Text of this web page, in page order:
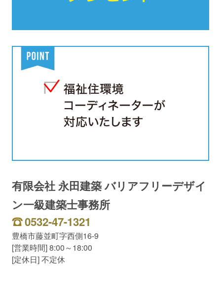
有限会社 永田建築 バリアフリーデザイ
ン一級建築士事務所
0532-47-1321
豊橋市藤並町字西側16-9
[営業時間] 8:00～18:00
[定休日] 不定休